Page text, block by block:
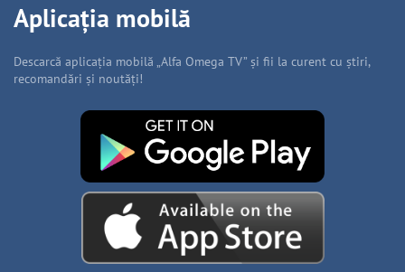
Aplicația mobilă
Descarcă aplicația mobilă „Alfa Omega TV” și fii la curent cu știri,
recomandări și noutăți!